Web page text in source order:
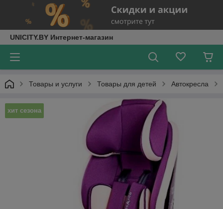
UNICITY.BY Интернет-магазин
Товары и услуги Товары для детей Автокресла
хит сезона